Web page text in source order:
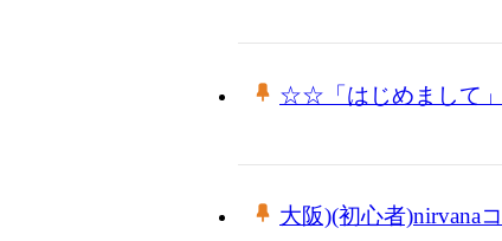
☆☆「はじめまして
大阪)(初心者)nirvana